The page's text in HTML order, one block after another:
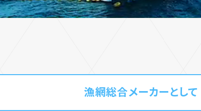
漁網総合メーカーとして